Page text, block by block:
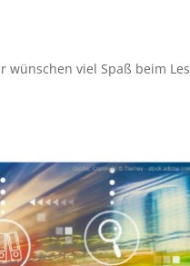
wünschen viel Spaß beim